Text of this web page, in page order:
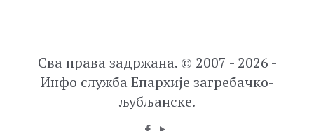
Сва права задржана. © 2007 - 2026 -
Инфо служба Епархије загребачко-
љубљанске.